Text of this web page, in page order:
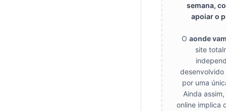
semana,
apoiar o
O aonde
site
desenvolvido
por uma
Ainda
online implica